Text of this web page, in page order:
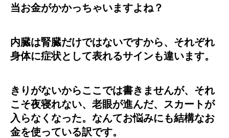
当お金がかかっちゃいますよね？
内臓は腎臓だけではないですから、それぞれ
身体に症状として表れるサインも違います。
きりがないからここでは書きませんが、それ
こそ夜寝れない、老眼が進んだ、スカートが
入らなくなった。なんてお悩みにも結構なお
金を使っている訳です。